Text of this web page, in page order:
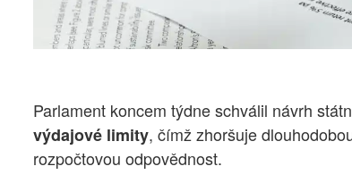
Parlament koncem týdne schválil návrh
výdajové limity, čímž zhoršuje
rozpočtovou odpovědnost.